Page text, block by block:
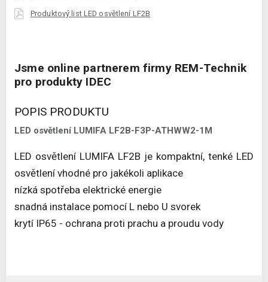
Produktový list LED osvětlení LF2B
Jsme online partnerem firmy REM-Technik
pro produkty IDEC
POPIS PRODUKTU
LED osvětlení LUMIFA LF2B-F3P-ATHWW2-1M
LED osvětlení LUMIFA LF2B je kompaktní, tenké LED
osvětlení vhodné pro jakékoli aplikace
nízká spotřeba elektrické energie
snadná instalace pomocí L nebo U svorek
krytí IP65 - ochrana proti prachu a proudu vody